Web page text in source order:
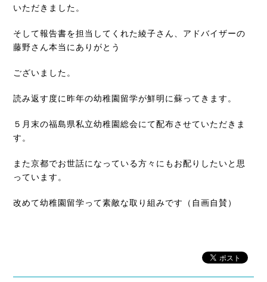
いただきました。
そして報告書を担当してくれた綾子さん、アドバイザーの
藤野さん本当にありがとう
ございました。
読み返す度に昨年の幼稚園留学が鮮明に蘇ってきます。
５月末の福島県私立幼稚園総会にて配布させていただきま
す。
また京都でお世話になっている方々にもお配りしたいと思
っています。
改めて幼稚園留学って素敵な取り組みです（自画自賛）